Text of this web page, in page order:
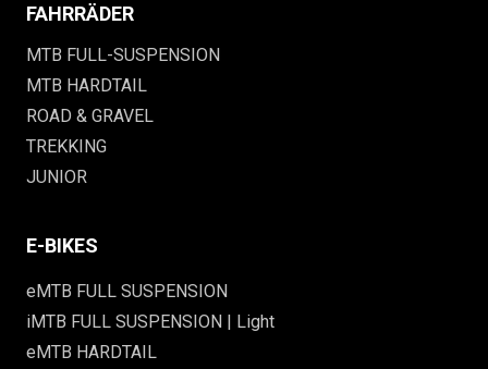
FAHRRÄDER
MTB FULL-SUSPENSION
MTB HARDTAIL
ROAD & GRAVEL
TREKKING
JUNIOR
E-BIKES
eMTB FULL SUSPENSION
iMTB FULL SUSPENSION | Light
eMTB HARDTAIL